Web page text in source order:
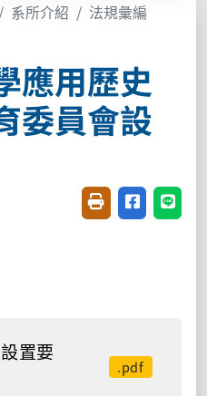
系所介紹
法規彙編
應用歷史
委員會設
友善列印(開新視
分享至臉書
分享
置要
.pdf